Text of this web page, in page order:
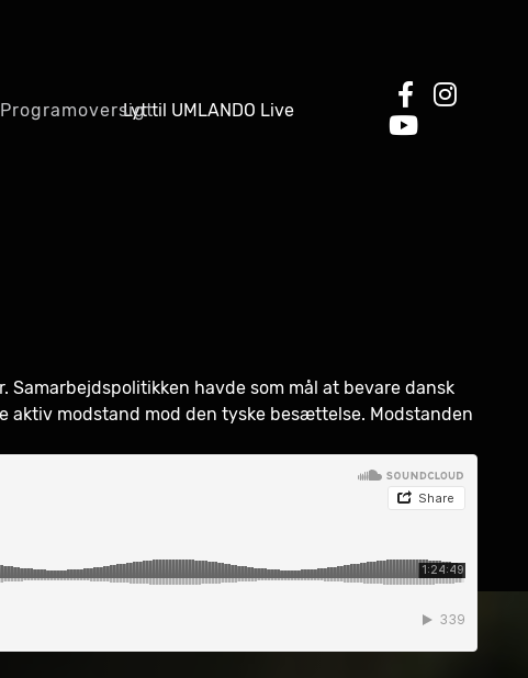
ProgramoversigtLyt til UMLANDO Live
havde som mål at bevare dansk
modstand mod den tyske besættelse. Modstanden